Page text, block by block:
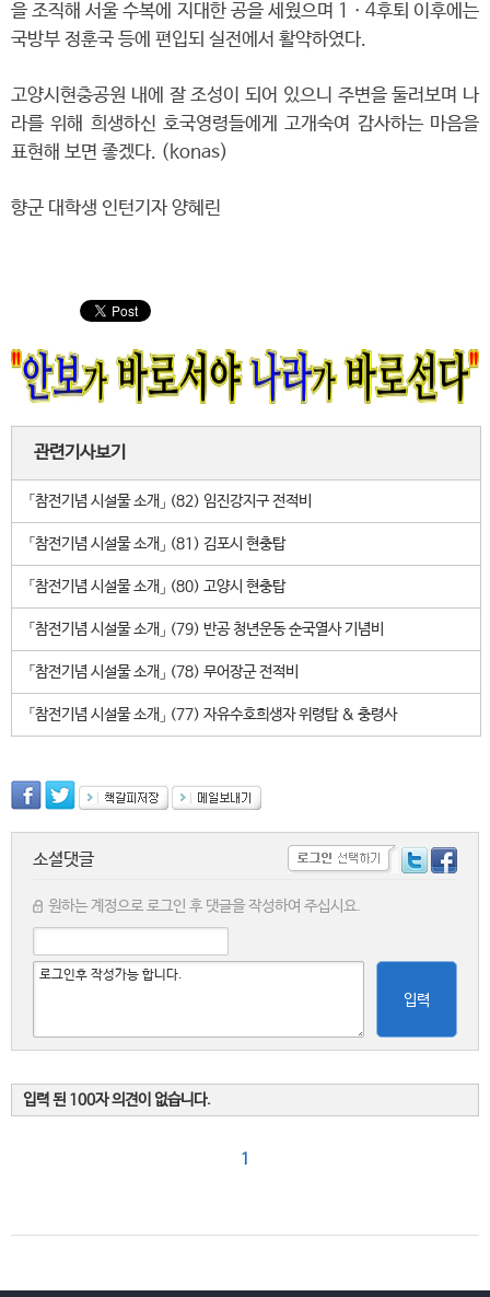
을 조직해 서울 수복에 지대한 공을 세웠으며 1ㆍ4후퇴 이후에는
국방부 정훈국 등에 편입되 실전에서 활약하였다.
고양시현충공원 내에 잘 조성이 되어 있으니 주변을 둘러보며 나
라를 위해 희생하신 호국영령들에게 고개숙여 감사하는 마음을
표현해 보면 좋겠다. (konas)
향군 대학생 인턴기자 양혜린
관련기사보기
「참전기념 시설물 소개」 (82) 임진강지구 전적비
「참전기념 시설물 소개」 (81) 김포시 현충탑
「참전기념 시설물 소개」 (80) 고양시 현충탑
「참전기념 시설물 소개」 (79) 반공 청년운동 순국열사 기념비
「참전기념 시설물 소개」 (78) 무어장군 전적비
「참전기념 시설물 소개」 (77) 자유수호희생자 위령탑 & 충령사
소셜댓글
원하는 계정으로 로그인 후 댓글을 작성하여 주십시요.
입력
입력 된 100자 의견이 없습니다.
1